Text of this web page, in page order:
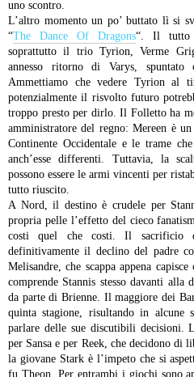
uno scontro.
L’altro momento un po’ buttato lì si
“The Dance Of Dragons“. Il tutto
soprattutto il trio Tyrion, Verme
annesso ritorno di Varys, spuntato
Ammettiamo che vedere Tyrion al
potenzialmente il risvolto futuro
troppo presto per dirlo. Il Folletto ha
amministratore del regno: Mereen è
Continente Occidentale e le trame
anch’esse differenti. Tuttavia, la
possono essere le armi vincenti per
tutto riuscito.
A Nord, il destino è crudele per
propria pelle l’effetto del cieco
costi quel che costi. Il sacrificio
definitivamente il declino del padre
Melisandre, che scappa appena
comprende Stannis stesso davanti
da parte di Brienne. Il maggiore dei
quinta stagione, risultando in alcune
parlare delle sue discutibili decisioni.
per Sansa e per Reek, che decidono di
la giovane Stark è l’impeto che si
fu Theon. Per entrambi i giochi sono